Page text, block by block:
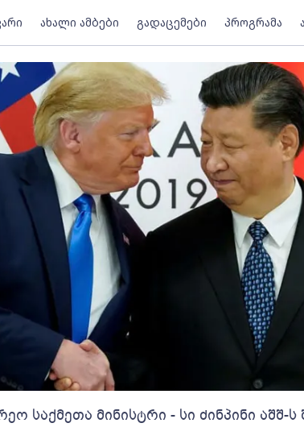
ახალი ამბები გადაცემები პროგრამა
საქმეთა მინისტრი - სი ძინპინი აშშ-